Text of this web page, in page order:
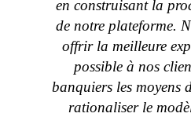
en construisant la
de notre plateforme.
offrir la meilleure
possible à nos
banquiers les moyens
rationaliser le